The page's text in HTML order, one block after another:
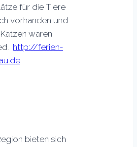
für die Tiere
vorhanden und
waren
http://ferien-
bieten sich